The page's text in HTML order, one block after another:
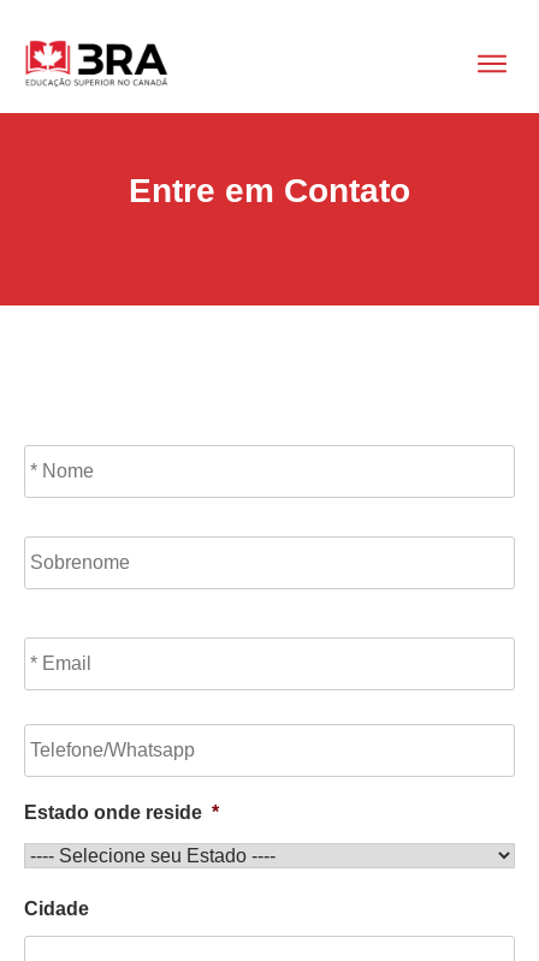
Entre em Contato
N
o
*
E
m
l
*
T
e
f
o
n
Estado onde reside *
Cidade